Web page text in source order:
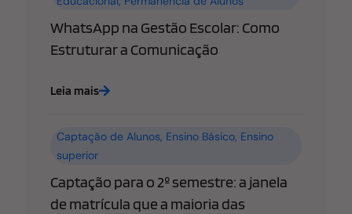
WhatsApp na Gestão Escolar: Como
Estruturar a Comunicação
Leia mais
Captação de Alunos, Ensino Básico, Ensino
superior
Captação para o 2º semestre: a janela
de matrícula que a maioria das